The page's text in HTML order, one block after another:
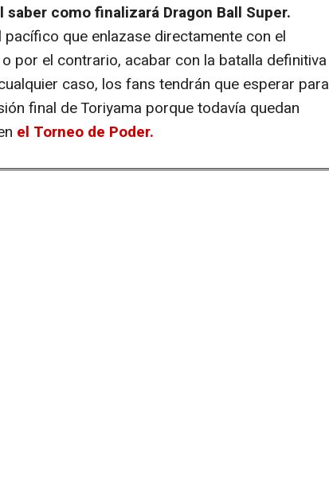
como finalizará Dragon Ball Super.
que enlazase directamente con el
por el contrario, acabar con la batalla definitiva
caso, los fans tendrán que esperar para
final de Toriyama porque todavía quedan
el Torneo de Poder.